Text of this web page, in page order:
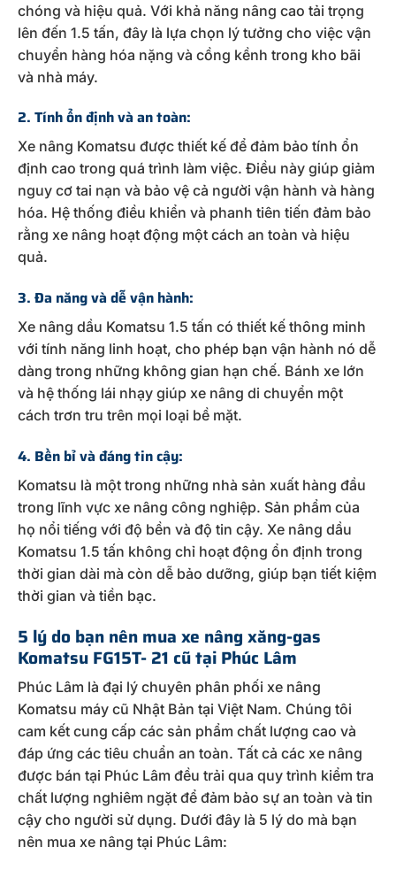
chóng và hiệu quả. Với khả năng nâng cao tải trọng
lên đến 1.5 tấn, đây là lựa chọn lý tưởng cho việc vận
chuyển hàng hóa nặng và cồng kềnh trong kho bãi
và nhà máy.
2. Tính ổn định và an toàn:
Xe nâng Komatsu được thiết kế để đảm bảo tính ổn
định cao trong quá trình làm việc. Điều này giúp giảm
nguy cơ tai nạn và bảo vệ cả người vận hành và hàng
hóa. Hệ thống điều khiển và phanh tiên tiến đảm bảo
rằng xe nâng hoạt động một cách an toàn và hiệu
quả.
3. Đa năng và dễ vận hành:
Xe nâng dầu Komatsu 1.5 tấn có thiết kế thông minh
với tính năng linh hoạt, cho phép bạn vận hành nó dễ
dàng trong những không gian hạn chế. Bánh xe lớn
và hệ thống lái nhạy giúp xe nâng di chuyển một
cách trơn tru trên mọi loại bề mặt.
4. Bền bỉ và đáng tin cậy:
Komatsu là một trong những nhà sản xuất hàng đầu
trong lĩnh vực xe nâng công nghiệp. Sản phẩm của
họ nổi tiếng với độ bền và độ tin cậy. Xe nâng dầu
Komatsu 1.5 tấn không chỉ hoạt động ổn định trong
thời gian dài mà còn dễ bảo dưỡng, giúp bạn tiết kiệm
thời gian và tiền bạc.
5 lý do bạn nên mua xe nâng xăng-gas
Komatsu FG15T- 21 cũ tại Phúc Lâm
Phúc Lâm là đại lý chuyên phân phối xe nâng
Komatsu máy cũ Nhật Bản tại Việt Nam. Chúng tôi
cam kết cung cấp các sản phẩm chất lượng cao và
đáp ứng các tiêu chuẩn an toàn. Tất cả các xe nâng
được bán tại Phúc Lâm đều trải qua quy trình kiểm tra
chất lượng nghiêm ngặt để đảm bảo sự an toàn và tin
cậy cho người sử dụng. Dưới đây là 5 lý do mà bạn
nên mua xe nâng tại Phúc Lâm: